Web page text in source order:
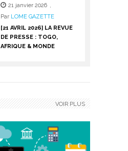
21 janvier 2026 ,
Par LOME GAZETTE
[21 AVRIL 2026] LA REVUE
DE PRESSE : TOGO,
AFRIQUE & MONDE
VOIR PLUS